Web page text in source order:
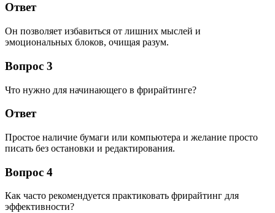
Ответ
Он позволяет избавиться от лишних мыслей и
эмоциональных блоков, очищая разум.
Вопрос 3
Что нужно для начинающего в фрирайтинге?
Ответ
Простое наличие бумаги или компьютера и желание просто
писать без остановки и редактирования.
Вопрос 4
Как часто рекомендуется практиковать фрирайтинг для
эффективности?